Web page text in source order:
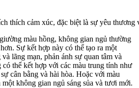
thích cảm xúc, đặc biệt là sự yêu thương
màu hồng, không gian ngủ thường
Sự kết hợp này có thể tạo ra một
lãng mạn, phản ánh sự quan tâm và
thể kết hợp với các màu trung tính như
cân bằng và hài hòa. Hoặc với màu
không gian ngủ sáng sủa và tươi mới.